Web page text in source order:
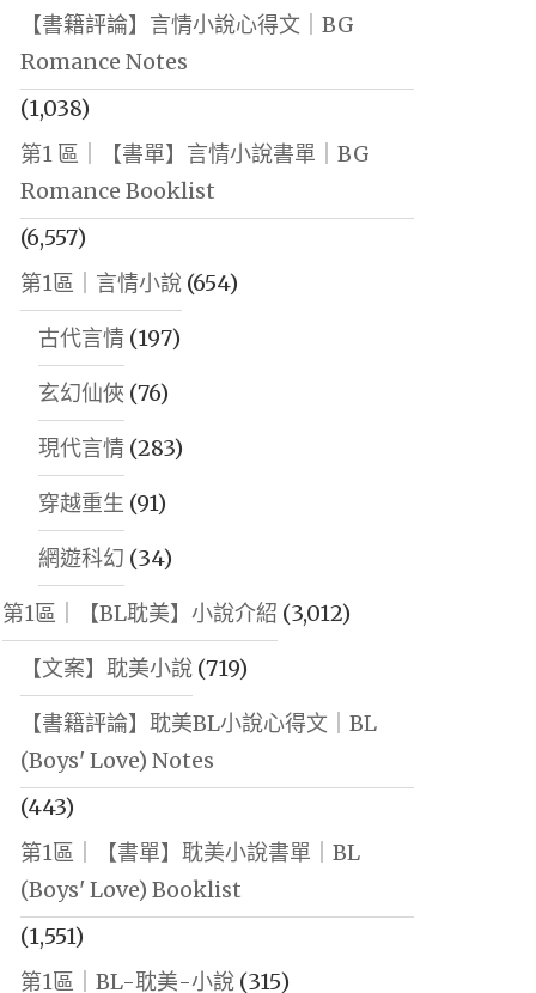
【書籍評論】言情小說心得文｜BG
Romance Notes
(1,038)
第1 區｜【書單】言情小說書單｜BG
Romance Booklist
(6,557)
第1區｜言情小說(654)
古代言情(197)
玄幻仙俠 (76)
現代言情(283)
穿越重生 (91)
網遊科幻 (34)
第1區｜【BL耽美】小說介紹 (3,012)
【文案】耽美小說(719)
【書籍評論】耽美BL小說心得文｜BL
(Boys' Love) Notes
(443)
第1區｜【書單】耽美小說書單｜BL
(Boys' Love) Booklist
(1,551)
第1區｜BL-耽美-小說(315)